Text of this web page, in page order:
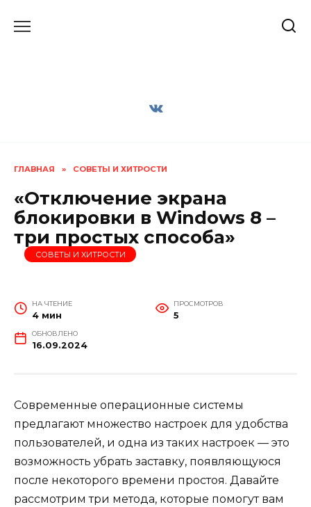
ГЛАВНАЯ » СОВЕТЫ И ХИТРОСТИ
«Отключение экрана
блокировки в Windows 8 –
три простых способа»
СОВЕТЫ И ХИТРОСТИ
НА ЧТЕНИЕ
4 мин
ПРОСМОТРОВ
5
ОБНОВЛЕНО
16.09.2024
Современные операционные системы
предлагают множество настроек для удобства
пользователей, и одна из таких настроек — это
возможность убрать заставку, появляющуюся
после некоторого времени простоя. Давайте
рассмотрим три метода, которые помогут вам